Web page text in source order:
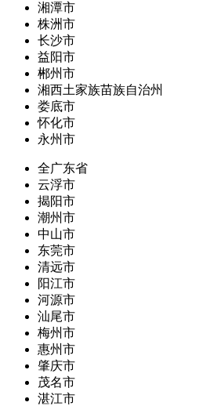
湘潭市
株洲市
长沙市
益阳市
郴州市
湘西土家族苗族自治州
娄底市
怀化市
永州市
全广东省
云浮市
揭阳市
潮州市
中山市
东莞市
清远市
阳江市
河源市
汕尾市
梅州市
惠州市
肇庆市
茂名市
湛江市